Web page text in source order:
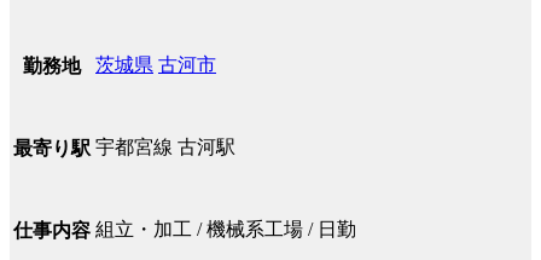
勤務地 茨城県 古河市
最寄り駅 宇都宮線 古河駅
仕事内容 組立・加工 / 機械系工場 / 日勤